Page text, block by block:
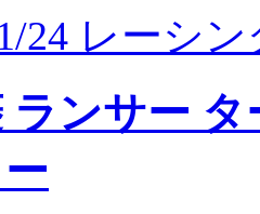
24 レーシ
ランサー タ